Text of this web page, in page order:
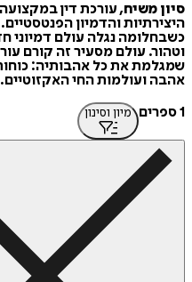
סיון משיח, עורכת דין
היצירתיות והדמיון
כשבחלומה נגלה עולם דמיוני
וטהור. עולם מסעיר זה קורם
שמגלמת את כל אהבותיה:
אהבה ועולמות החי האקזוטיים.
1 ספרים
מיון וסינון